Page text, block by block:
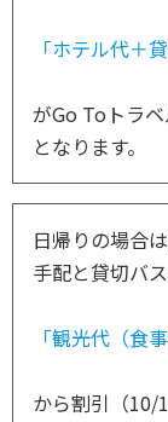
「ホテル代＋
がGo Toトラ
となります。
日帰りの場合
手配と貸切バ
「観光代（食
から割引（10/